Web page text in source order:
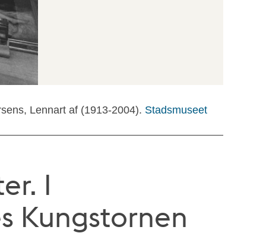
Lennart af (1913-2004). Stadsmuseet
I
Kungstornen